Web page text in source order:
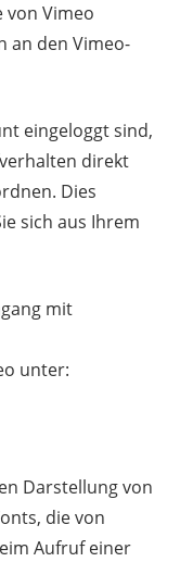
von Vimeo
an den Vimeo-
eingeloggt sind,
direkt
Dies
sich aus Ihrem
mit
unter:
Darstellung von
die von
Aufruf einer